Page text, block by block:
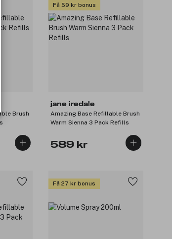
Brush
Få 59 kr bonus
jane iredale
Amazing Base Refillable Brush
Warm Sienna 3 Pack Refills
589 kr
Få 27 kr bonus